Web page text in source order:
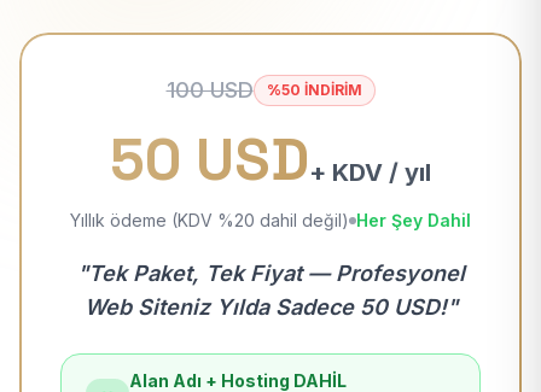
100 USD %50 İNDİRİM
50 USD+ KDV / yıl
Yıllık ödeme (KDV %20 dahil değil) Her Şey Dahil
"Tek Paket, Tek Fiyat — Profesyonel
Web Siteniz Yılda Sadece 50 USD!"
Alan Adı + Hosting DAHİL